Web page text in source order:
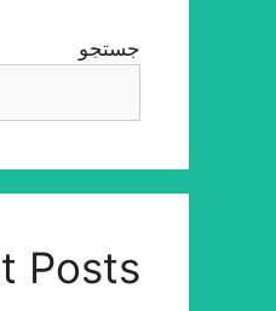
جستجو
Posts